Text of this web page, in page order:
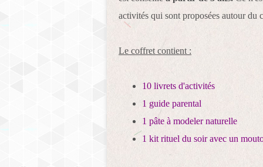
activités qui sont proposées autour du
Le coffret contient :
10 livrets d'activités
1 guide parental
1 pâte à modeler naturelle
1 kit rituel du soir avec un